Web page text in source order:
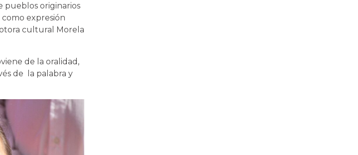
pueblos originarios
expresión
cultural Morela
de la oralidad,
de la palabra y